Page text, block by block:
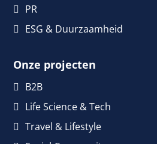
PR
ESG & Duurzaamheid
Onze projecten
B2B
Life Science & Tech
Travel & Lifestyle